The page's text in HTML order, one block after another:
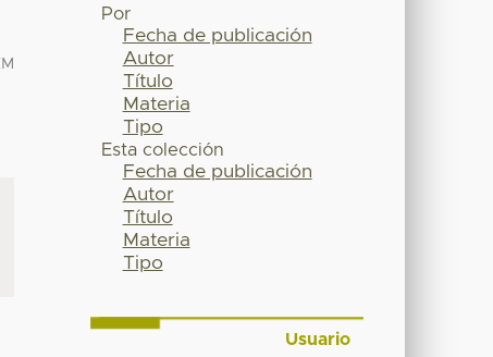
Por
Fecha de publicación
Autor
Título
Materia
Tipo
Esta colección
Fecha de publicación
Autor
Título
Materia
Tipo
Usuario